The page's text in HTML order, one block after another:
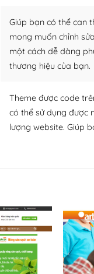
Giúp bạn có thể can
mong muốn chỉnh
một cách dễ dàng
thương hiệu của bạn.
Theme được code
có thể sử dụng được
lượng website. Giúp